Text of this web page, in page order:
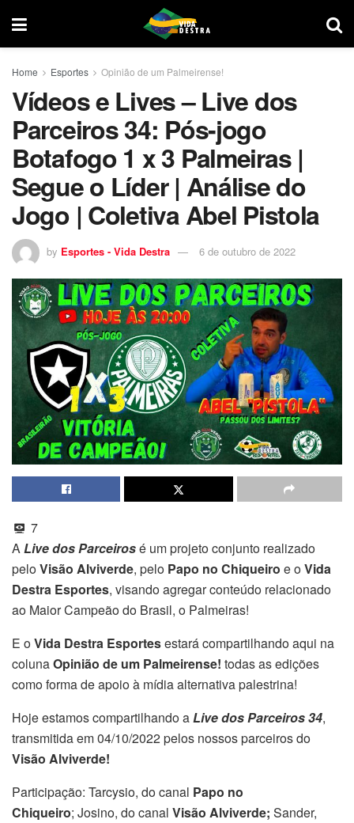
Home Esportes Opinião de um Palmeirense!
Vídeos e Lives – Live dos
Parceiros 34: Pós-jogo
Botafogo 1 x 3 Palmeiras |
Segue o Líder | Análise do
Jogo | Coletiva Abel Pistola
by Esportes - Vida Destra 6 de outubro de 2022
7
ALive dos Parceirosé um projeto conjunto realizado
peloVisão Alviverde, pelo Papo no Chiqueiro e oVida
Destra Esportes, visando agregar conteúdo relacionado
ao Maior Campeão do Brasil, o Palmeiras!
E oVida Destra Esportesestará compartilhando aqui na
colunaOpinião de um Palmeirense! todas as edições
como forma de apoio à mídia alternativa palestrina!
Hoje estamos compartilhando aLive dos Parceiros 34,
transmitida em 04/10/2022 pelos nossos parceiros do
Visão Alviverde!
Participação: Tarcysio, do canal Papo no
Chiqueiro; Josino, do canal Visão Alviverde; Sander,